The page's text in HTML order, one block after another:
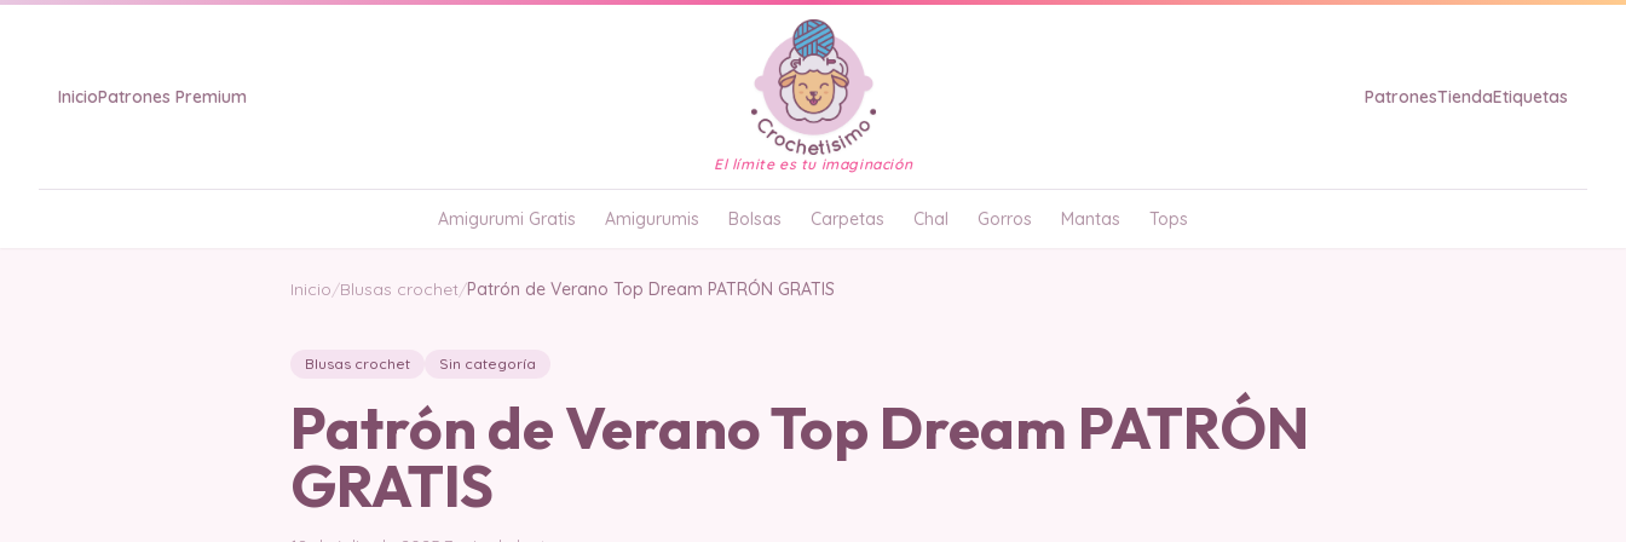
InicioPatrones Premium
El límite es tu imaginación
PatronesTiendaEtiquetas
Amigurumi Gratis Amigurumis Bolsas Carpetas Chal Gorros Mantas Tops
Inicio/Blusas crochet/Patrón de Verano Top Dream PATRÓN GRATIS
Blusas crochet Sin categoría
Patrón de Verano Top Dream PATRÓN
GRATIS